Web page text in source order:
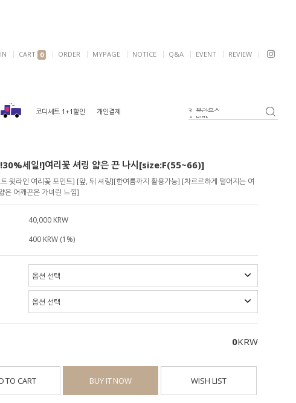
NOTICE Q&A EVENT REVIEW
CART 0 ORDER MYPAGE
코디세트 1+1할인 개인결제
4. 반팔
2. 가디건
3. 블라우스
세일!]여리꽃 셔링 얇은 끈 나시[size:F(55~66)]
윗라인 여리꽃 포인트] [앞, 뒤 셔링][한여름까지 활용가능] [차르르하게 떨어지는 여
은 어깨끈은 가녀린 느낌]
40,000 KRW
400 KRW (1%)
0KRW
TO CART BUY IT NOW WISH LIST